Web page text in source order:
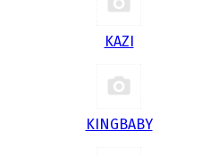
KAZI
KINGBABY